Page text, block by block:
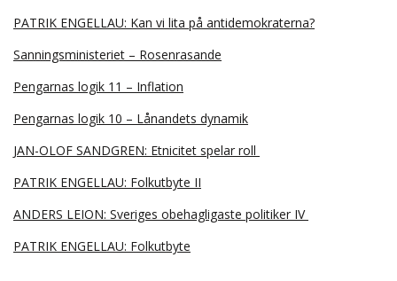
PATRIK ENGELLAU: Kan vi lita på antidemokraterna?
Sanningsministeriet – Rosenrasande
Pengarnas logik 11 – Inflation
Pengarnas logik 10 – Lånandets dynamik
JAN-OLOF SANDGREN: Etnicitet spelar roll
PATRIK ENGELLAU: Folkutbyte II
ANDERS LEION: Sveriges obehagligaste politiker IV
PATRIK ENGELLAU: Folkutbyte